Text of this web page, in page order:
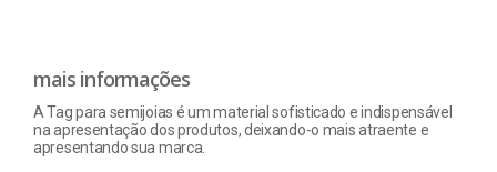
mais informações
A Tag para semijoias é um material sofisticado e indispensável
na apresentação dos produtos, deixando-o mais atraente e
apresentando sua marca.